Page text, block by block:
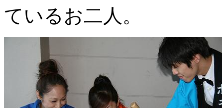
ているお二人。